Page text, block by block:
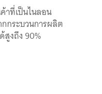
าที่เป็นไนลอน
กระบวนการผลิต
สูงถึง 90%